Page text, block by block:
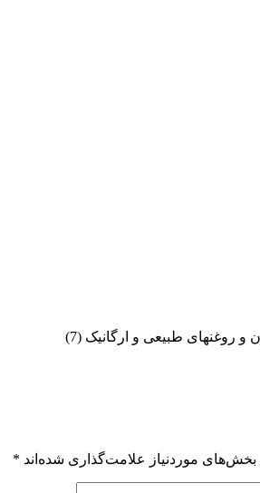
بخش‌های موردنیاز علامت‌گذاری شده‌اند *